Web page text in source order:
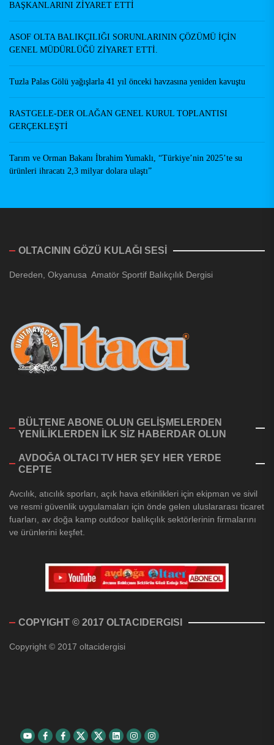
BAŞKANLARINI ZİYARET ETTİ
ASOF OLTA BALIKÇILIĞI SORUNLARININ ÇÖZÜMÜ İÇİN
GENEL MÜDÜRLÜĞÜ ZİYARET ETTİ.
Tuzla Palas Gölü yağışlarla 41 yıl önceki havzasına yeniden kavuştu
RASTGELE-DER OLAĞAN GENEL KURUL TOPLANTISI
GERÇEKLEŞTİ
Tarım ve Orman Bakanı İbrahim Yumaklı, “Türkiye’nin 2025’te su
ürünleri ihracatı 2,3 milyar dolara ulaştı”
OLTACININ GÖZÜ KULAĞI SESİ
Dereden, Okyanusa Amatör Sportif Balıkçılık Dergisi
BÜLTENE ABONE OLUN GELİŞMELERDEN
YENİLİKLERDEN İLK SİZ HABERDAR OLUN
AVDOĞA OLTACI TV HER ŞEY HER YERDE
CEPTE
Avcılık, atıcılık sporları, açık hava etkinlikleri için ekipman ve sivil
ve resmi güvenlik uygulamaları için önde gelen uluslararası ticaret
fuarları, av doğa kamp outdoor balıkçılık sektörlerinin firmalarını
ve ürünlerini keşfet.
COPYIGHT © 2017 OLTACIDERGISI
Copyright © 2017 oltacidergisi
YoutubeFacebook
Facebook
TwitterTwitterLinkedinInstagramInstagram